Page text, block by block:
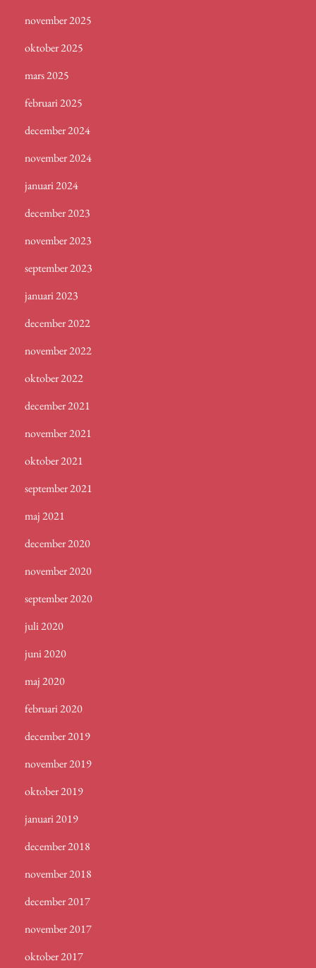
november 2025
oktober 2025
mars 2025
februari 2025
december 2024
november 2024
januari 2024
december 2023
november 2023
september 2023
januari 2023
december 2022
november 2022
oktober 2022
december 2021
november 2021
oktober 2021
september 2021
maj 2021
december 2020
november 2020
september 2020
juli 2020
juni 2020
maj 2020
februari 2020
december 2019
november 2019
oktober 2019
januari 2019
december 2018
november 2018
december 2017
november 2017
oktober 2017